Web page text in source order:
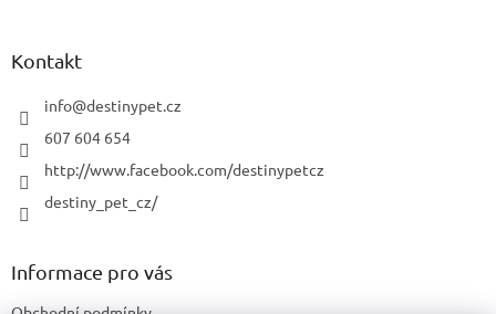
Kontakt
info@destinypet.cz
607 604 654
http://www.facebook.com/destinypetcz
destiny_pet_cz/
Informace pro vás